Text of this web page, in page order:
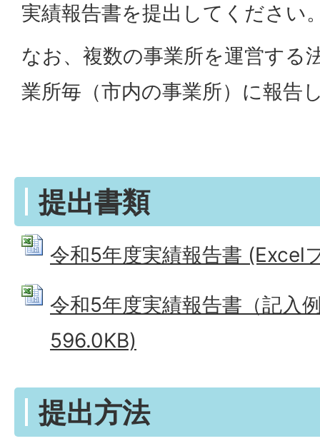
実績報告書を提出してください
なお、複数の事業所を運営する
業所毎（市内の事業所）に報告
提出書類
令和5年度実績報告書 (Excel
令和5年度実績報告書（記入
596.0KB)
提出方法